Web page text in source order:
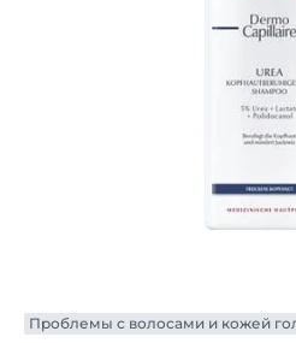
Проблемы с волосами и кожей